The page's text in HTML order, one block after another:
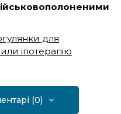
для
іпотерапію
(0)